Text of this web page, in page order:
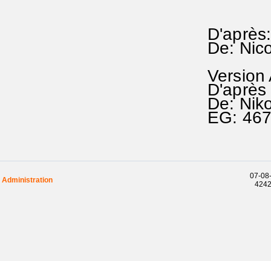
De:
Version
De:
EG:
Administration
07-